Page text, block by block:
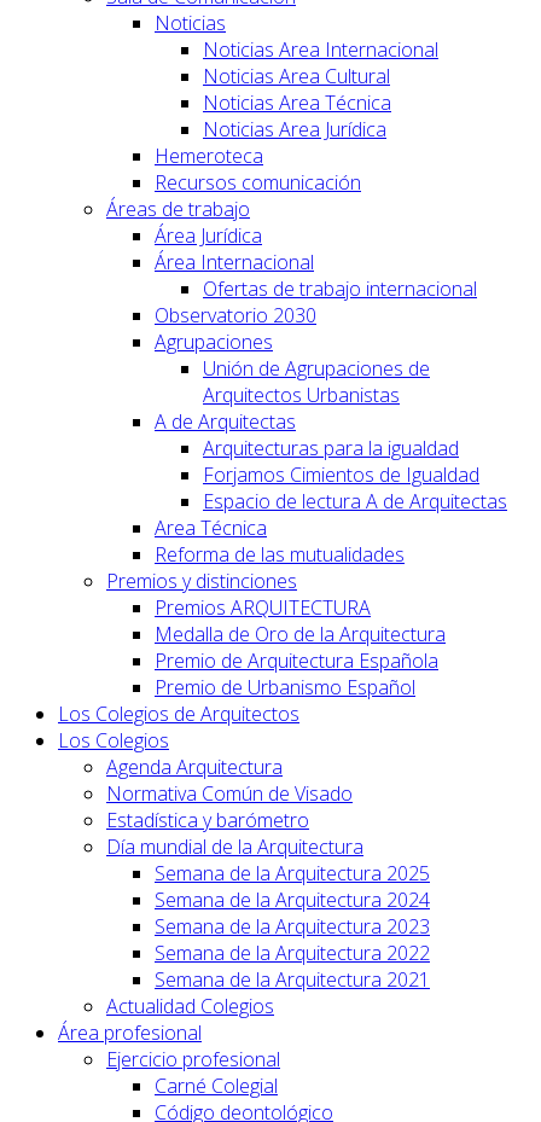
Noticias
Noticias Area Internacional
Noticias Area Cultural
Noticias Area Técnica
Noticias Area Jurídica
Hemeroteca
Recursos comunicación
Áreas de trabajo
Área Jurídica
Área Internacional
Ofertas de trabajo internacional
Observatorio 2030
Agrupaciones
Unión de Agrupaciones de
Arquitectos Urbanistas
A de Arquitectas
Arquitecturas para la igualdad
Forjamos Cimientos de Igualdad
Espacio de lectura A de Arquitectas
Area Técnica
Reforma de las mutualidades
Premios y distinciones
Premios ARQUITECTURA
Medalla de Oro de la Arquitectura
Premio de Arquitectura Española
Premio de Urbanismo Español
Los Colegios de Arquitectos
Los Colegios
Agenda Arquitectura
Normativa Común de Visado
Estadística y barómetro
Día mundial de la Arquitectura
Semana de la Arquitectura 2025
Semana de la Arquitectura 2024
Semana de la Arquitectura 2023
Semana de la Arquitectura 2022
Semana de la Arquitectura 2021
Actualidad Colegios
Área profesional
Ejercicio profesional
Carné Colegial
Código deontológico